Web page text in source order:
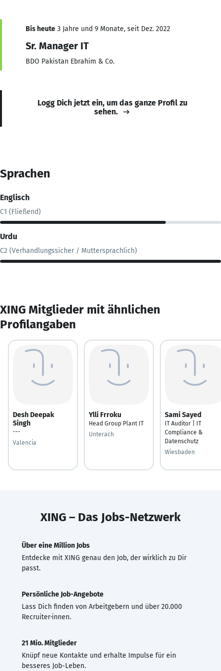
Bis heute 3 Jahre und 9 Monate, seit Dez. 2022
Sr. Manager IT
BDO Pakistan Ebrahim & Co.
Logg Dich jetzt ein, um das ganze Profil zu
sehen.
Sprachen
Englisch
C1 (Fließend)
Urdu
C2 (Verhandlungssicher / Muttersprachlich)
XING Mitglieder mit ähnlichen
Profilangaben
Desh Deepak
Singh
---
Valencia
Ylli Frroku
Head Group Plant IT
Unterach
Sami Sayed
IT Auditor | IT
Compliance &
Datenschutz
Wiesbaden
XING – Das Jobs-Netzwerk
Über eine Million Jobs
Entdecke mit XING genau den Job, der wirklich zu Dir
passt.
Persönliche Job-Angebote
Lass Dich finden von Arbeitgebern und über 20.000
Recruiter·innen.
21 Mio. Mitglieder
Knüpf neue Kontakte und erhalte Impulse für ein
besseres Job-Leben.